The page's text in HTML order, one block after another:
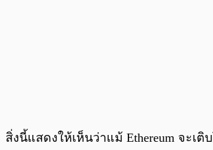
สิ่งนี้แสดงให้เห็นว่าแม้ Ethereum จะเติ